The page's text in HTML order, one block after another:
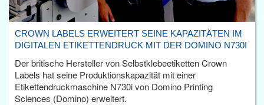
CROWN LABELS ERWEITERT SEINE KAPAZITÄTEN IM
DIGITALEN ETIKETTENDRUCK MIT DER DOMINO N730I
Der britische Hersteller von Selbstklebeetiketten Crown
Labels hat seine Produktionskapazität mit einer
Etikettendruckmaschine N730i von Domino Printing
Sciences (Domino) erweitert.